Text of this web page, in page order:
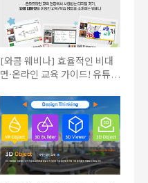
[와콤 웨비나] 효율적인 비대
면·온라인 교육 가이드! 유튜브